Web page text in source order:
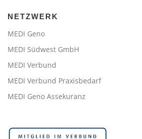
NETZWERK
MEDI Geno
MEDI Südwest GmbH
MEDI Verbund
MEDI Verbund Praxisbedarf
MEDI Geno Assekuranz